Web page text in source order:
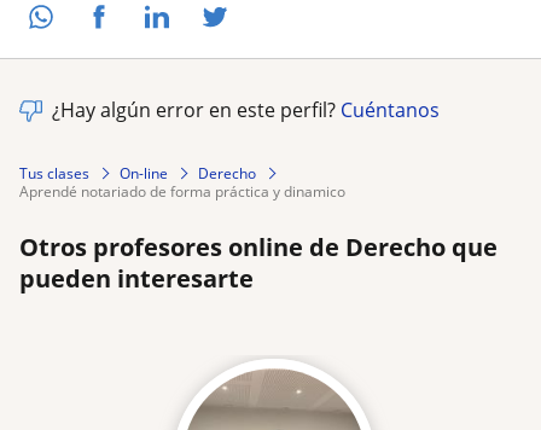
¿Hay algún error en este perfil? Cuéntanos
Tus clases On-line
Derecho
aprendé notariado de forma práctica y dinamico
Otros profesores online de Derecho que
pueden interesarte